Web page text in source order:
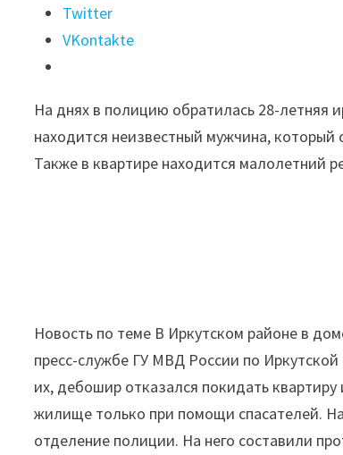
пришел
дом
иркутянке
и
три
Twitter
VKontakte
На днях в полицию обратилась 28-летняя
находится неизвестный мужчина, который
Также в квартире находится малолетний
Новость по теме В Иркутском районе в
пресс-службе ГУ МВД России по
их, дебошир отказался покидать
жилище только при помощи спасателей.
отделение полиции. На него составили